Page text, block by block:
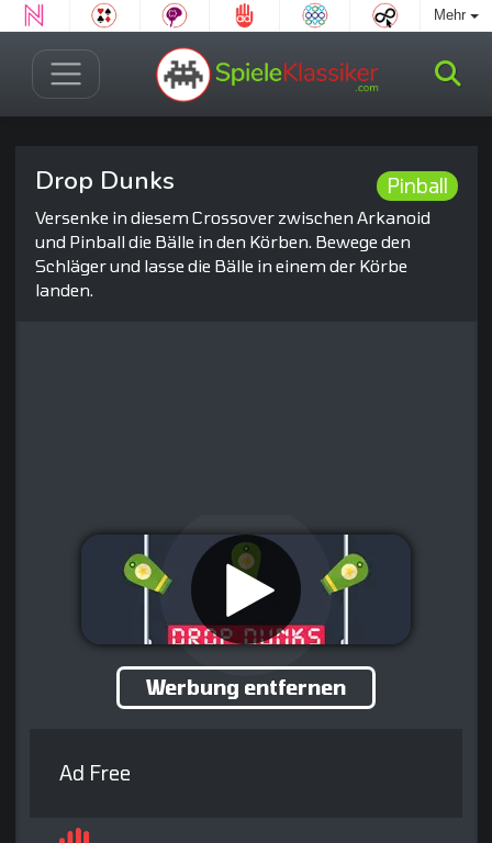
Mehr
Pinball
Drop Dunks
Versenke in diesem Crossover zwischen Arkanoid
und Pinball die Bälle in den Körben. Bewege den
Schläger und lasse die Bälle in einem der Körbe
landen.
Werbung entfernen
Ad Free